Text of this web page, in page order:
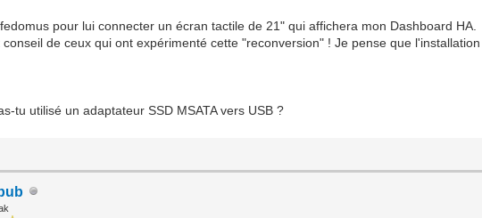
pour lui connecter un écran tactile de 21" qui affichera mon Dashboard HA.
de ceux qui ont expérimenté cette "reconversion" ! Je pense que
tu utilisé un adaptateur SSD MSATA vers USB ?